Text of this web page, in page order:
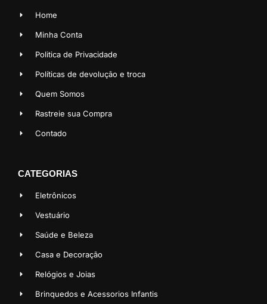
Home
Minha Conta
Politica de Privacidade
Políticas de devolução e troca
Quem Somos
Rastreie sua Compra
Contado
CATEGORIAS
Eletrônicos
Vestuário
Saúde e Beleza
Casa e Decoração
Relógios e Joias
Brinquedos e Acessorios Infantis